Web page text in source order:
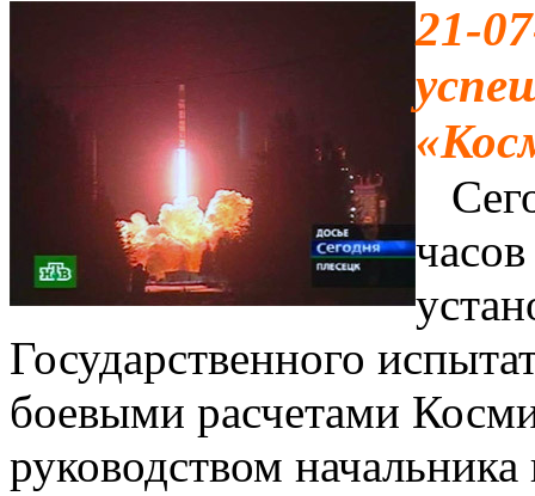
21-
Государственного
боевыми расчетами
руководством